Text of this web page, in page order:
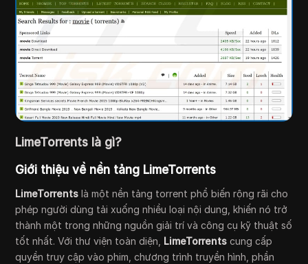
LimeTorrents là gì?
Giới thiệu về nền tảng LimeTorrents
LimeTorrents là một nền tảng torrent phổ biến rộng rãi cho
phép người dùng tải xuống nhiều loại nội dung, khiến nó trở
thành một trong những nguồn giải trí và công cụ kỹ thuật số
tốt nhất. Với thư viện toàn diện, LimeTorrents cung cấp
quyền truy cập vào phim, chương trình truyền hình, phần